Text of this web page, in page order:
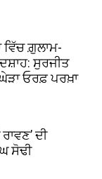
ਵਿੱਚ ਗ਼ੁਲਾਮ-
ਸੁਰਜੀਤ
ਓਰਫ਼ ਪਰਖ਼ਾ
ਦੀ
ਸੋਢੀ